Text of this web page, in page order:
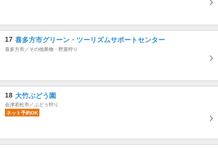
17 喜多方市グリーン・ツーリズムサポートセンター
喜多方市／その他果物・野菜狩り
18 大竹ぶどう園
会津若松市／ぶどう狩り
ネット予約OK